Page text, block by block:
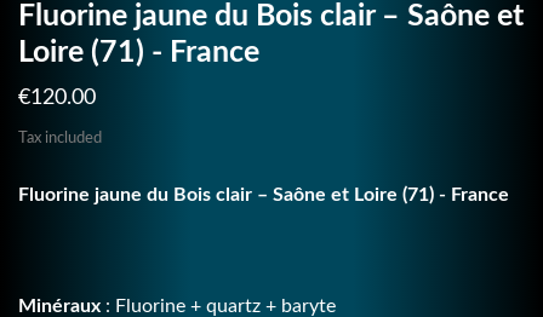
Fluorine jaune du Bois clair – Saône et
Loire (71) - France
€120.00
Tax included
Fluorine jaune du Bois clair – Saône et Loire (71) - France
Minéraux : Fluorine + quartz + baryte